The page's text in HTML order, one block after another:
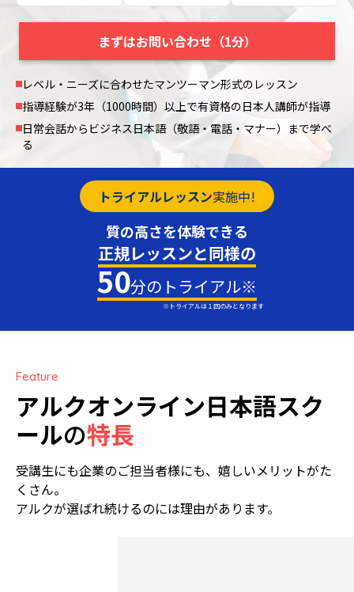
まずはお問い合わせ（1分）
レベル・ニーズに合わせたマンツーマン形式のレッスン
指導経験が3年（1000時間）以上で有資格の日本人講師が指導
日常会話からビジネス日本語（敬語・電話・マナー）まで学べ
る
トライアルレッスン実施中!
質の高さを体験できる
正規レッスンと同様の
50分のトライアル※
※トライアルは１回のみとなります
Feature
アルクオンライン日本語スク
ールの特長
受講生にも企業のご担当者様にも、嬉しいメリットがた
くさん。
アルクが選ばれ続けるのには理由があります。